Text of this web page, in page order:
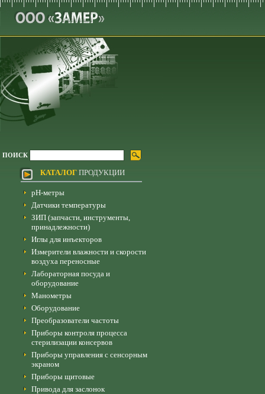
ПОИСК
КАТАЛОГПРОДУКЦИИ
pH-метры
Датчики температуры
ЗИП (запчасти, инструменты,
принадлежности)
Иглы для инъекторов
Измерители влажности и скорости
воздуха переносные
Лабораторная посуда и
оборудование
Манометры
Оборудование
Преобразователи частоты
Приборы контроля процесса
стерилизации консервов
Приборы управления с сенсорным
экраном
Приборы щитовые
Привода для заслонок